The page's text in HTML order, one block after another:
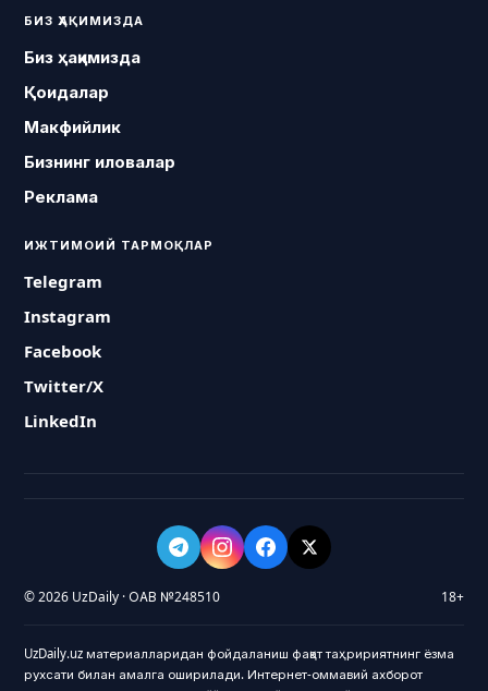
БИЗ ҲАҚИМИЗДА
Биз ҳақимизда
Қоидалар
Макфийлик
Бизнинг иловалар
Реклама
ИЖТИМОИЙ ТАРМОҚЛАР
Telegram
Instagram
Facebook
Twitter/X
LinkedIn
© 2026 UzDaily · ОАВ №248510 18+
UzDaily.uz материалларидан фойдаланиш фақат таҳририятнинг ёзма
рухсати билан амалга оширилади. Интернет-оммавий ахборот